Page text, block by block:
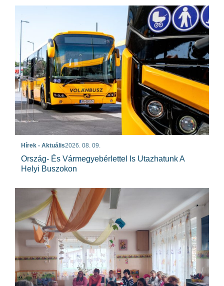
Hírek - Aktuális2026. 08. 09.
Ország- És Vármegyebérlettel Is Utazhatunk A
Helyi Buszokon